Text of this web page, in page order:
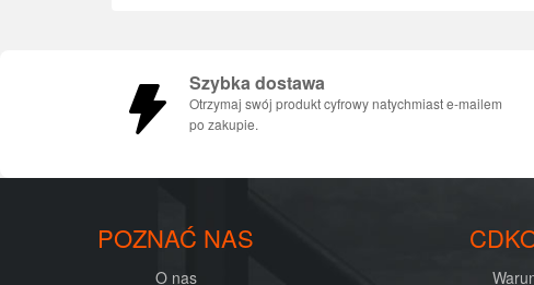
Szybka dostawa
Otrzymaj swój produkt cyfrowy natychmiast e-mailem
po zakupie.
POZNAĆ NAS
O nas